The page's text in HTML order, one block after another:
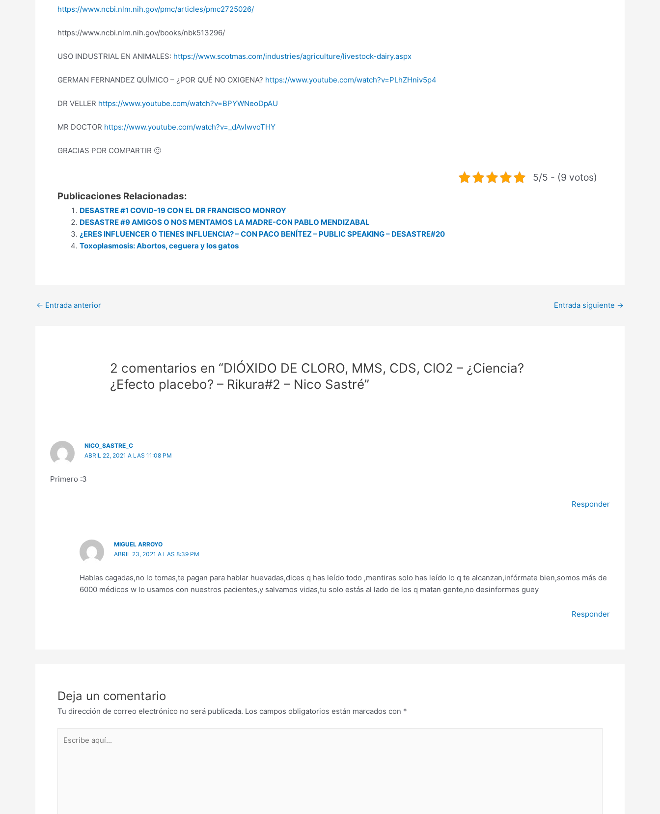
https://www.ncbi.nlm.nih.gov/pmc/articles/pmc2725026/
https://www.ncbi.nlm.nih.gov/books/nbk513296/
USO INDUSTRIAL EN ANIMALES: https://www.scotmas.com/industries/agriculture/livestock-dairy.aspx
GERMAN FERNANDEZ QUÍMICO – ¿POR QUÉ NO OXIGENA? https://www.youtube.com/watch?v=PLhZHniv5p4
DR VELLER https://www.youtube.com/watch?v=BPYWNeoDpAU
MR DOCTOR https://www.youtube.com/watch?v=_dAvlwvoTHY
GRACIAS POR COMPARTIR 🙂
5/5 - (9 votos)
Publicaciones Relacionadas:
DESASTRE #1 COVID-19 CON EL DR FRANCISCO MONROY
DESASTRE #9 AMIGOS O NOS MENTAMOS LA MADRE-CON PABLO MENDIZABAL
¿ERES INFLUENCER O TIENES INFLUENCIA? – CON PACO BENÍTEZ – PUBLIC SPEAKING – DESASTRE#20
Toxoplasmosis: Abortos, ceguera y los gatos
← Entrada anterior Entrada siguiente →
2 comentarios en “DIÓXIDO DE CLORO, MMS, CDS, ClO2 – ¿Ciencia?
¿Efecto placebo? – Rikura#2 – Nico Sastré”
NICO_SASTRE_C
ABRIL 22, 2021 A LAS 11:08 PM
Primero :3
Responder
MIGUEL ARROYO
ABRIL 23, 2021 A LAS 8:39 PM
Hablas cagadas,no lo tomas,te pagan para hablar huevadas,dices q has leído todo ,mentiras solo has leído lo q te alcanzan,infórmate bien,somos más de
6000 médicos w lo usamos con nuestros pacientes,y salvamos vidas,tu solo estás al lado de los q matan gente,no desinformes guey
Responder
Deja un comentario
Tu dirección de correo electrónico no será publicada. Los campos obligatorios están marcados con *
aquí...